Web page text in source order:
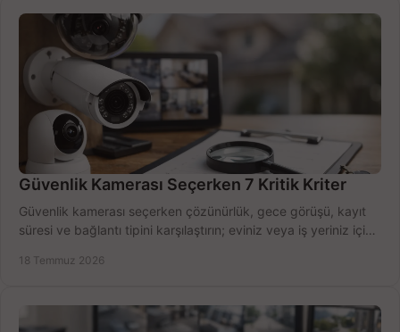
Güvenlik Kamerası Seçerken 7 Kritik Kriter
Güvenlik kamerası seçerken çözünürlük, gece görüşü, kayıt
süresi ve bağlantı tipini karşılaştırın; eviniz veya iş yeriniz için
18 Temmuz 2026